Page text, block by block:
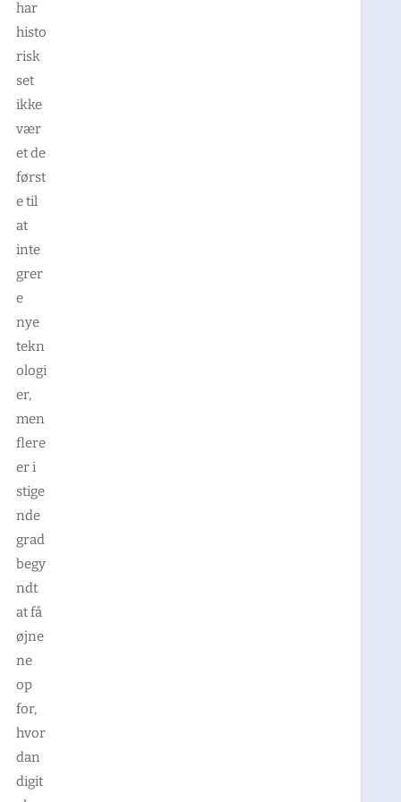
har
histo
risk
set
ikke
vær
et de
først
e til
at
inte
grer
e
nye
tekn
ologi
er,
men
flere
er i
stige
nde
grad
begy
ndt
at få
øjne
ne
op
for,
hvor
dan
digit